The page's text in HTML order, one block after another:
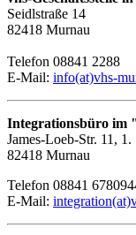
Seidlstraße 14
82418 Murnau
Telefon 08841 2288
E-Mail: info(at)vhs-
Integrationsbüro im
James-Loeb-Str. 11, 1.
82418 Murnau
Telefon 08841
E-Mail: